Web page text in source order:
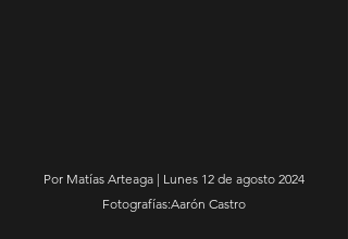
Por Matías Arteaga | Lunes 12 de agosto 2024
Fotografías:Aarón Castro